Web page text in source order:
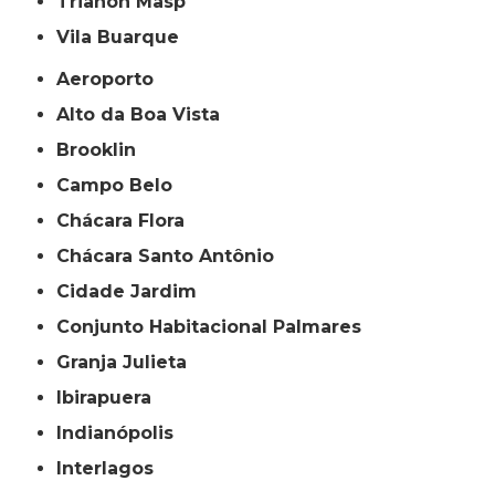
Vila Buarque
Aeroporto
Alto da Boa Vista
Brooklin
Campo Belo
Chácara Flora
Chácara Santo Antônio
Cidade Jardim
Conjunto Habitacional Palmares
Granja Julieta
Ibirapuera
Indianópolis
Interlagos